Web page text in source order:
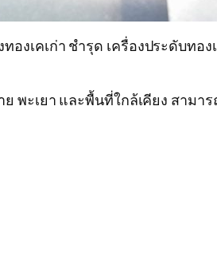
องเคเก่า ชำรุด เครื่องประดับทอ
ย พะเยา และพื้นที่ใกล้เคียง สาม